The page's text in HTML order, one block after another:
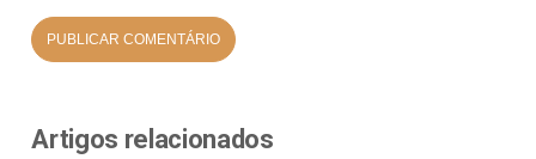
Artigos relacionados